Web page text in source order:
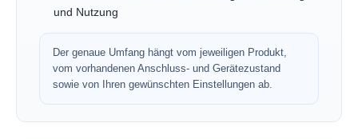
und Nutzung
Der genaue Umfang hängt vom jeweiligen Produkt,
vom vorhandenen Anschluss- und Gerätezustand
sowie von Ihren gewünschten Einstellungen ab.